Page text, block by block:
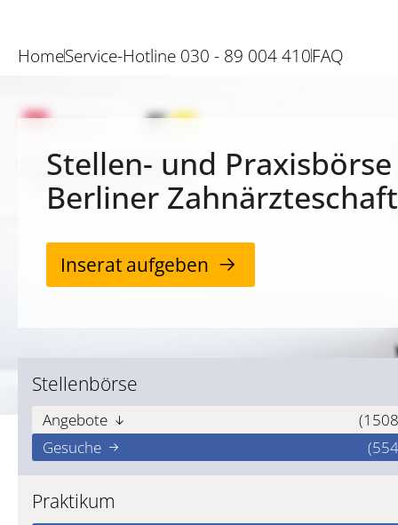
HomeService-Hotline 030 - 89 004 410FAQ
Stellen- und
Berliner Zahnärzteschaft
Inserat aufgeben
Stellenbörse
Angebote
Gesuche
Praktikum